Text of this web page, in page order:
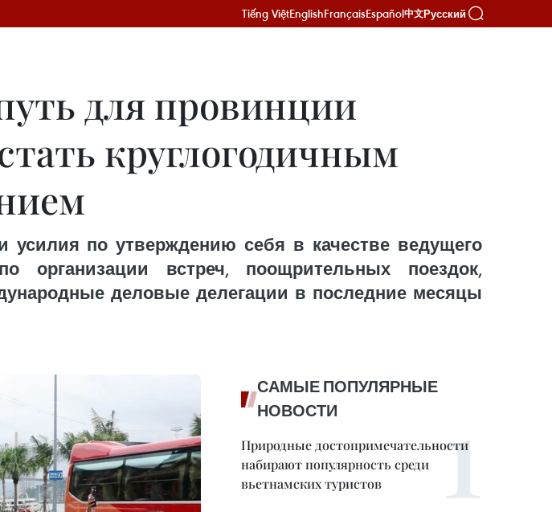
Tiếng ViệtEnglishFrançaisEspañol中文Русский
для провинции
круглогодичным
усилия по утверждению себя в качестве ведущего
организации встреч, поощрительных поездок,
деловые делегации в последние месяцы
САМЫЕ ПОПУЛЯРНЫЕ
НОВОСТИ
Природные достопримечательности
набирают популярность среди
вьетнамских туристов